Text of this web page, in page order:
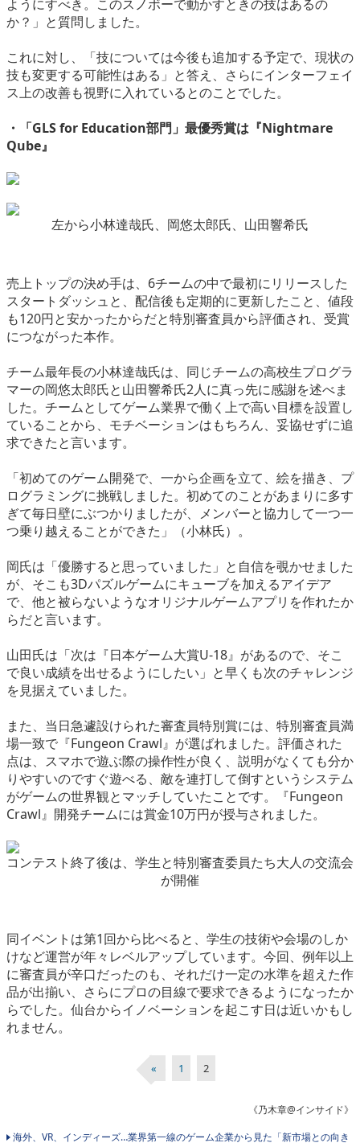
ようにすべき。このスノボーで動かすときの技はあるの
か？」と質問しました。
これに対し、「技については今後も追加する予定で、現状の
技も変更する可能性はある」と答え、さらにインターフェイ
ス上の改善も視野に入れているとのことでした。
・「GLS for Education部門」最優秀賞は『Nightmare
Qube』
左から小林達哉氏、岡悠太郎氏、山田響希氏
売上トップの決め手は、6チームの中で最初にリリースした
スタートダッシュと、配信後も定期的に更新したこと、値段
も120円と安かったからだと特別審査員から評価され、受賞
につながった本作。
チーム最年長の小林達哉氏は、同じチームの高校生プログラ
マーの岡悠太郎氏と山田響希氏2人に真っ先に感謝を述べま
した。チームとしてゲーム業界で働く上で高い目標を設置し
ていることから、モチベーションはもちろん、妥協せずに追
求できたと言います。
「初めてのゲーム開発で、一から企画を立て、絵を描き、プ
ログラミングに挑戦しました。初めてのことがあまりに多す
ぎて毎日壁にぶつかりましたが、メンバーと協力して一つ一
つ乗り越えることができた」（小林氏）。
岡氏は「優勝すると思っていました」と自信を覗かせました
が、そこも3Dパズルゲームにキューブを加えるアイデア
で、他と被らないようなオリジナルゲームアプリを作れたか
らだと言います。
山田氏は「次は『日本ゲーム大賞U-18』があるので、そこ
で良い成績を出せるようにしたい」と早くも次のチャレンジ
を見据えていました。
また、当日急遽設けられた審査員特別賞には、特別審査員満
場一致で『Fungeon Crawl』が選ばれました。評価された
点は、スマホで遊ぶ際の操作性が良く、説明がなくても分か
りやすいのですぐ遊べる、敵を連打して倒すというシステム
がゲームの世界観とマッチしていたことです。『Fungeon
Crawl』開発チームには賞金10万円が授与されました。
コンテスト終了後は、学生と特別審査委員たち大人の交流会
が開催
同イベントは第1回から比べると、学生の技術や会場のしか
けなど運営が年々レベルアップしています。今回、例年以上
に審査員が辛口だったのも、それだけ一定の水準を超えた作
品が出揃い、さらにプロの目線で要求できるようになったか
らでした。仙台からイノベーションを起こす日は近いかもし
れません。
« 1 2
《乃木章@インサイド》
海外、VR、インディーズ…業界第一線のゲーム企業から見た「新市場との向き